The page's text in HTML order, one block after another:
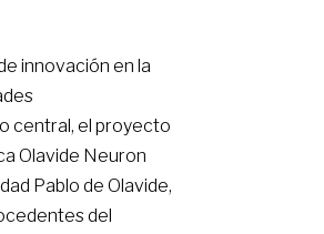
innovación en la
central, el proyecto
Olavide Neuron
Pablo de Olavide,
del